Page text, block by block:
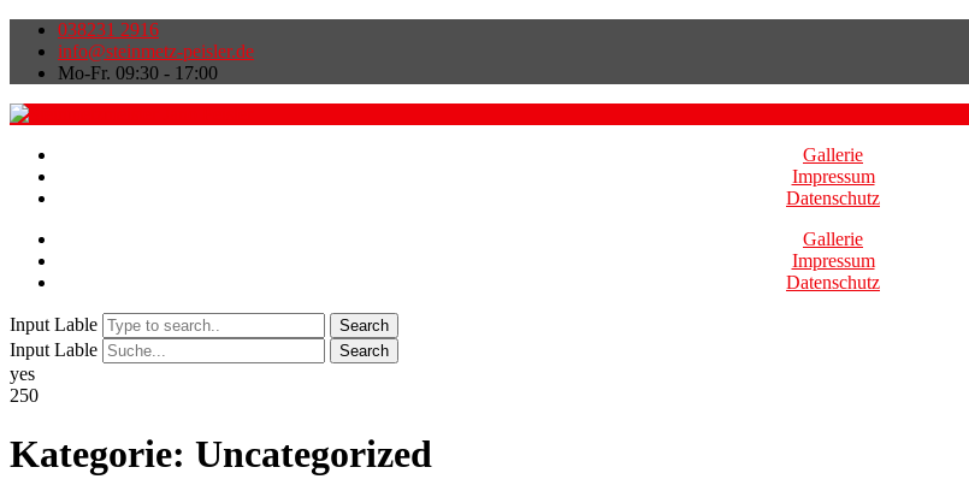
038231 2916
info@steinmetz-peisler.de
Mo-Fr. 09:30 - 17:00
Gallerie
Impressum
Datenschutz
Gallerie
Impressum
Datenschutz
Input Lable Search
Input Lable Search
yes
250
Kategorie: Uncategorized